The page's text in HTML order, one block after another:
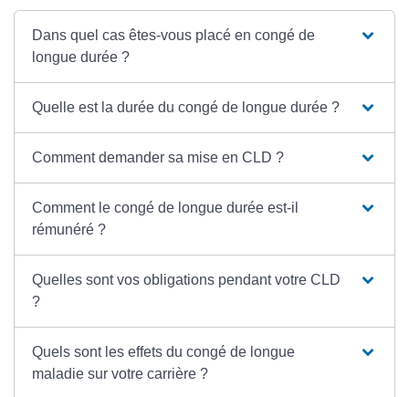
Dans quel cas êtes-vous placé en congé de
longue durée ?
Quelle est la durée du congé de longue durée ?
Comment demander sa mise en CLD ?
Comment le congé de longue durée est-il
rémunéré ?
Quelles sont vos obligations pendant votre CLD
?
Quels sont les effets du congé de longue
maladie sur votre carrière ?